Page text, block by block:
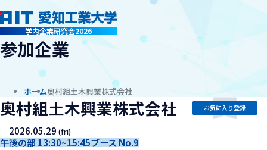
学内企業研究会2026
company
参加企業
ホーム奥村組土木興業株式会社
奥村組土木興業株式会社
2026.05.29(fri)
午後の部 13:30~15:45ブース No.9
お気に入り登録